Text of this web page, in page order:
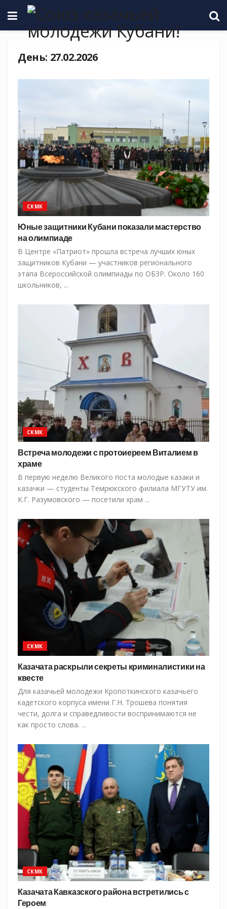
День: 27.02.2026
СКМК
Юные защитники Кубани показали мастерство
на олимпиаде
В Центре «Патриот» прошла встреча лучших юных
защитников Кубани — участников регионального
этапа Всероссийской олимпиады по ОБЗР. Около 160
школьников, ...
СКМК
Встреча молодежи с протоиереем Виталием в
храме
В первую неделю Великого поста молодые казаки и
казачки — студенты Темрюкского филиала МГУТУ им.
К.Г. Разумовского — посетили храм ...
СКМК
Казачата раскрыли секреты криминалистики на
квесте
Для казачьей молодежи Кропоткинского казачьего
кадетского корпуса имени Г.Н. Трошева понятия
чести, долга и справедливости воспринимаются не
как просто слова. ...
СКМК
Казачата Кавказского района встретились с
Героем